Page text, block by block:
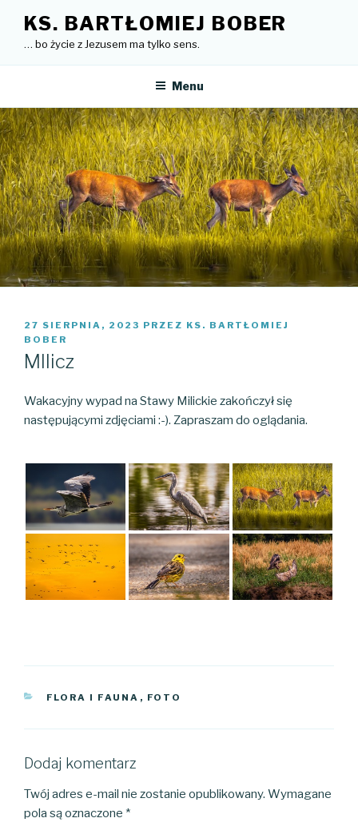
treści
KS. BARTŁOMIEJ BOBER
… bo życie z Jezusem ma tylko sens.
Menu
OPUBLIKOWANE
W
27 SIERPNIA, 2023 PRZEZ KS. BARTŁOMIEJ
BOBER
MIlicz
Wakacyjny wypad na Stawy Milickie zakończył się
następującymi zdjęciami :-). Zapraszam do oglądania.
KATEGORIE
FLORA I FAUNA , FOTO
Dodaj komentarz
Twój adres e-mail nie zostanie opublikowany. Wymagane
pola są oznaczone *